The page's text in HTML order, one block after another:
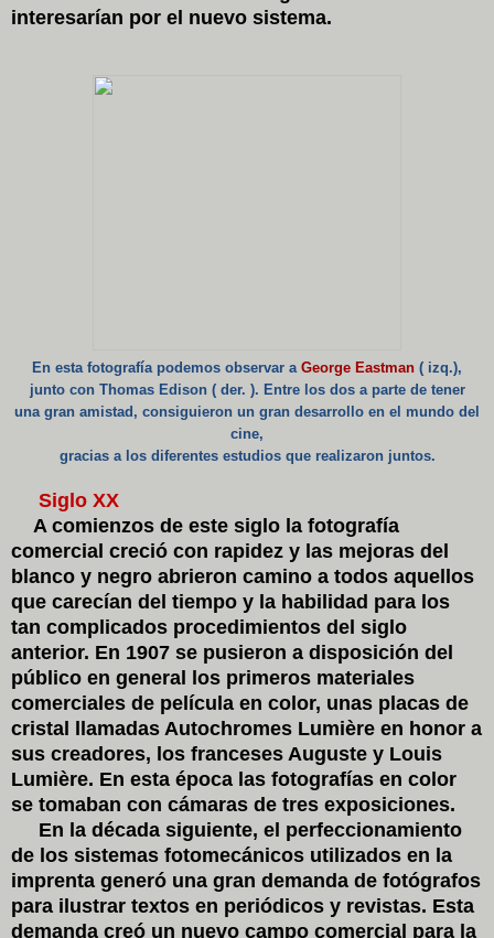
interesarían por el nuevo sistema.
En esta fotografía podemos observar a George Eastman ( izq.),
junto con Thomas Edison ( der. ). Entre los dos a parte de tener
una gran amistad, consiguieron un gran desarrollo en el mundo del
cine,
gracias a los diferentes estudios que realizaron juntos.
Siglo XX
A comienzos de este siglo la fotografía
comercial creció con rapidez y las mejoras del
blanco y negro abrieron camino a todos aquellos
que carecían del tiempo y la habilidad para los
tan complicados procedimientos del siglo
anterior. En 1907 se pusieron a disposición del
público en general los primeros materiales
comerciales de película en color, unas placas de
cristal llamadas Autochromes Lumière en honor a
sus creadores, los franceses Auguste y Louis
Lumière. En esta época las fotografías en color
se tomaban con cámaras de tres exposiciones.
En la década siguiente, el perfeccionamiento
de los sistemas fotomecánicos utilizados en la
imprenta generó una gran demanda de fotógrafos
para ilustrar textos en periódicos y revistas. Esta
demanda creó un nuevo campo comercial para la